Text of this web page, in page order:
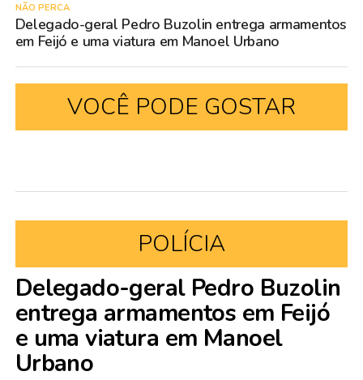
NÃO PERCA
Delegado-geral Pedro Buzolin entrega armamentos
em Feijó e uma viatura em Manoel Urbano
VOCÊ PODE GOSTAR
POLÍCIA
Delegado-geral Pedro Buzolin
entrega armamentos em Feijó
e uma viatura em Manoel
Urbano